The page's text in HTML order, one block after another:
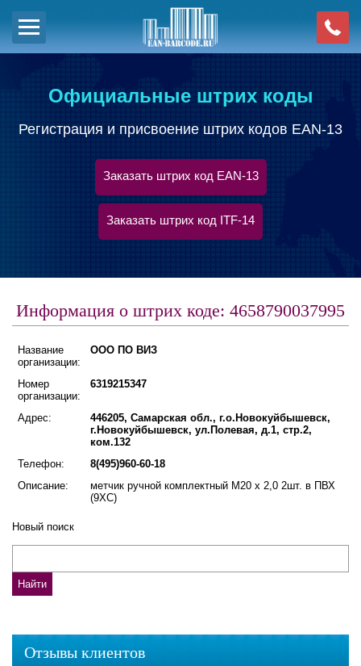
Официальные штрих коды
Регистрация и присвоение штрих кодов EAN-13
Заказать штрих код EAN-13
Заказать штрих код ITF-14
Информация о штрих коде: 4658790037995
Название
организации:
ООО ПО ВИЗ
Номер
организации:
6319215347
Адрес:
446205, Самарская обл., г.о.Новокуйбышевск,
г.Новокуйбышевск, ул.Полевая, д.1, стр.2,
ком.132
Телефон:
8(495)960-60-18
Описание:
метчик ручной комплектный М20 х 2,0 2шт. в ПВХ
(9ХС)
Новый поиск
Отзывы клиентов